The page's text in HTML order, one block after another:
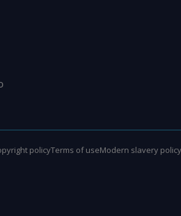
policyTerms of useModern slavery policy